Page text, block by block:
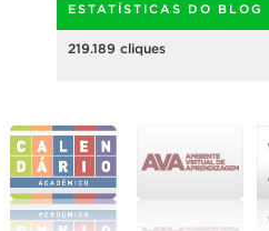
ESTATÍSTICAS DO BLOG
219.189 cliques